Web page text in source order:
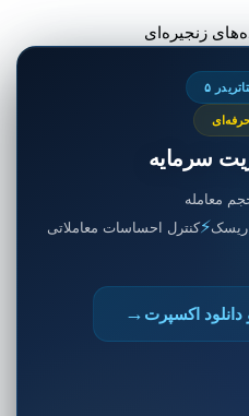
۵
سرمایه
معامله
⚡کنترل احساسات معاملاتی
اکسپرت→